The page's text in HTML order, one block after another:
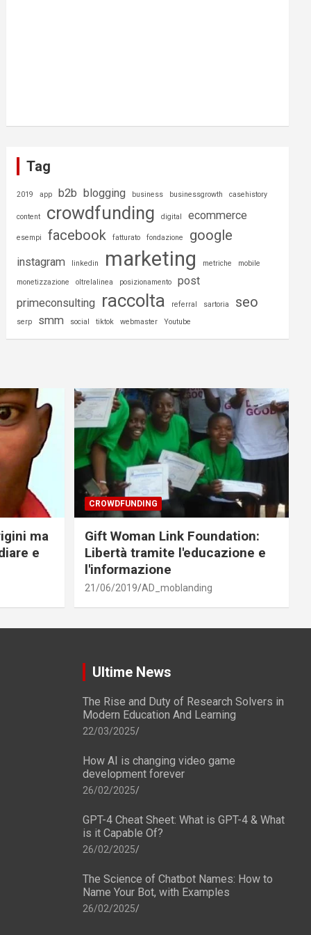
Tag
2019 app b2b blogging business businessgrowth casehistory
content crowdfunding digital ecommerce
esempi facebook fatturato fondazione google
instagram linkedin marketing metriche mobile
monetizzazione oltrelalinea posizionamento
post
primeconsulting raccolta referral sartoria seo
serp smm social tiktok webmaster Youtube
ma
e
CROWDFUNDING
Gift Woman Link Foundation:
Libertà tramite l'educazione e
l'informazione
21/06/2019 AD_moblanding
Ultime News
The Rise and Duty of Research Solvers in
Modern Education And Learning
22/03/2025
How AI is changing video game
development forever
26/02/2025
GPT-4 Cheat Sheet: What is GPT-4 & What
is it Capable Of?
26/02/2025
The Science of Chatbot Names: How to
Name Your Bot, with Examples
26/02/2025